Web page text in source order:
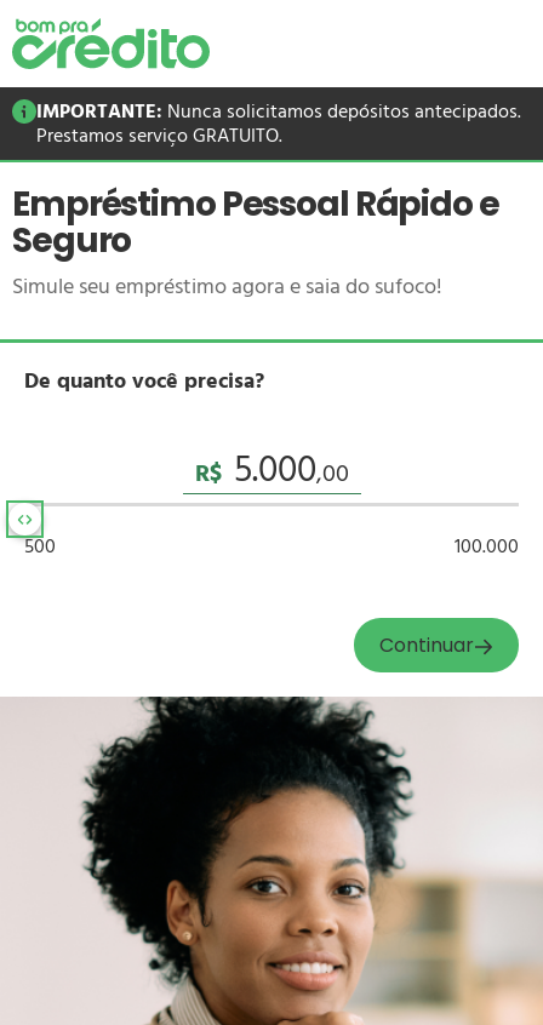
IMPORTANTE: Nunca solicitamos depósitos antecipados.
Prestamos serviço GRATUITO.
Empréstimo Pessoal Rápido e
Seguro
Simule seu empréstimo agora e saia do sufoco!
De quanto você precisa?
R$
500 100.000
Continuar